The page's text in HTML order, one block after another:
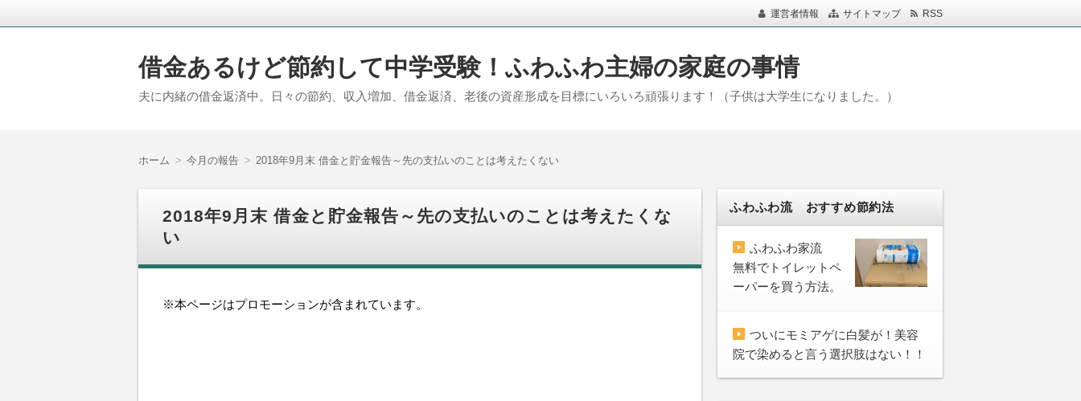
運営者情報 サイトマップ RSS
借金あるけど節約して中学受験！ふわふわ主婦の家庭の事情
夫に内緒の借金返済中。日々の節約、収入増加、借金返済、老後の資産形成を目標にいろいろ頑張ります！（子供は大学生になりました。）
ホーム 今月の報告 2018年9月末 借金と貯金報告～先の支払いのことは考えたくない
2018年9月末 借金と貯金報告～先の支払いのことは考えたくな
い
※本ページはプロモーションが含まれています。
ふわふわ流 おすすめ節約法
ふわふわ家流
無料でトイレットペ
ーパーを買う方法。
ついにモミアゲに白髪が！美容
院で染めると言う選択肢はない！！